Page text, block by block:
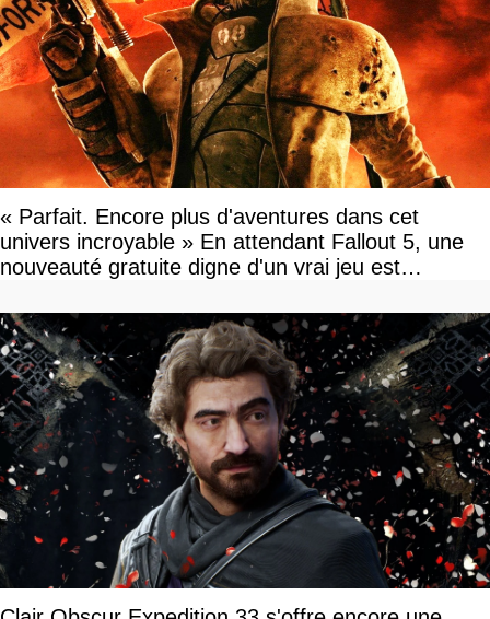
« Parfait. Encore plus d'aventures dans cet
univers incroyable » En attendant Fallout 5, une
nouveauté gratuite digne d'un vrai jeu est